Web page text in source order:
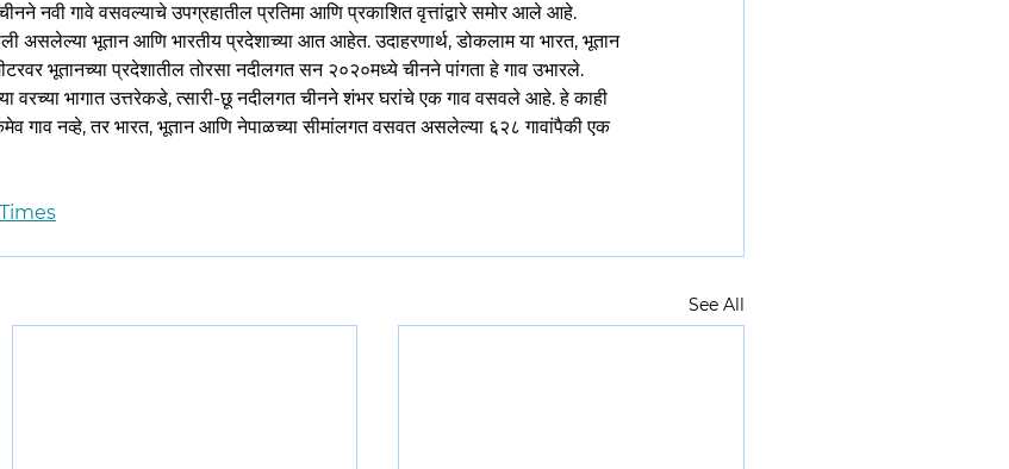
नवी गावे वसवल्याचे उपग्रहातील प्रतिमा आणि प्रकाशित वृत्तांद्वारे समोर आले आहे.
असलेल्या भूतान आणि भारतीय प्रदेशाच्या आत आहेत. उदाहरणार्थ, डोकलाम या भारत, भूतान
भूतानच्या प्रदेशातील तोरसा नदीलगत सन २०२०मध्ये चीनने पांगता हे गाव उभारले.
वरच्या भागात उत्तरेकडे, त्सारी-छू नदीलगत चीनने शंभर घरांचे एक गाव वसवले आहे. हे काही
गाव नव्हे, तर भारत, भूतान आणि नेपाळच्या सीमांलगत वसवत असलेल्या ६२८ गावांपैकी एक
See All